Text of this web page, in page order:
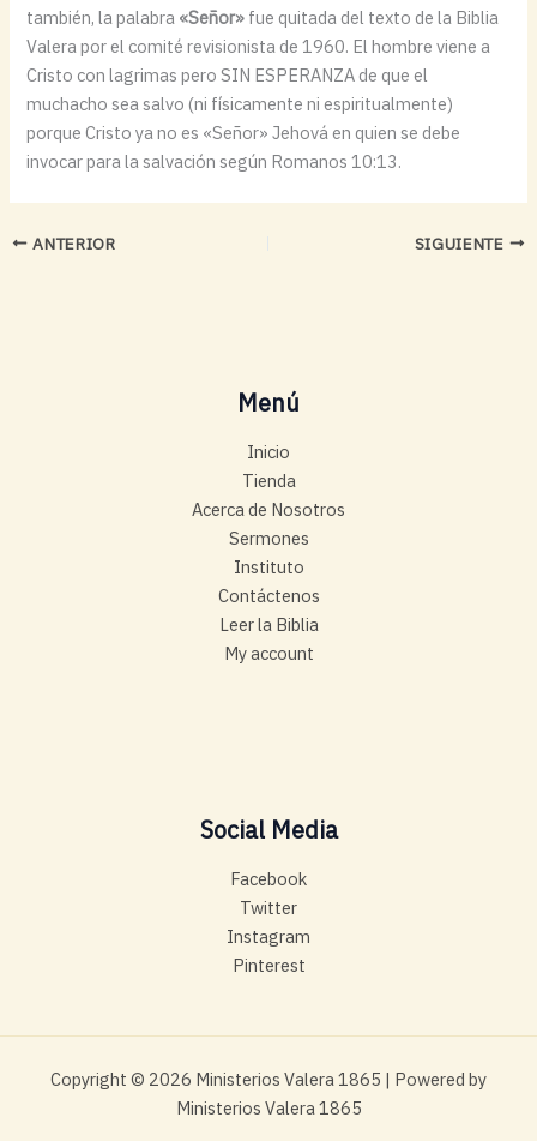
también, la palabra «Señor» fue quitada del texto de la Biblia
Valera por el comité revisionista de 1960. El hombre viene a
Cristo con lagrimas pero SIN ESPERANZA de que el
muchacho sea salvo (ni físicamente ni espiritualmente)
porque Cristo ya no es «Señor» Jehová en quien se debe
invocar para la salvación según Romanos 10:13.
ANTERIOR SIGUIENTE
Menú
Inicio
Tienda
Acerca de Nosotros
Sermones
Instituto
Contáctenos
Leer la Biblia
My account
Social Media
Facebook
Twitter
Instagram
Pinterest
Copyright © 2026 Ministerios Valera 1865 | Powered by
Ministerios Valera 1865